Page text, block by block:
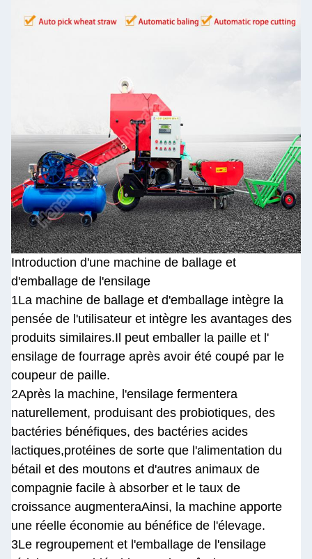
Introduction d'une machine de ballage et
d'emballage de l'ensilage
1La machine de ballage et d'emballage intègre la
pensée de l'utilisateur et intègre les avantages des
produits similaires.Il peut emballer la paille et l'
ensilage de fourrage après avoir été coupé par le
coupeur de paille.
2Après la machine, l'ensilage fermentera
naturellement, produisant des probiotiques, des
bactéries bénéfiques, des bactéries acides
lactiques,protéines de sorte que l'alimentation du
bétail et des moutons et d'autres animaux de
compagnie facile à absorber et le taux de
croissance augmenteraAinsi, la machine apporte
une réelle économie au bénéfice de l'élevage.
3Le regroupement et l'emballage de l'ensilage